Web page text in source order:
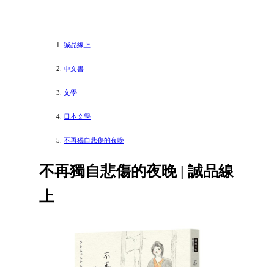
誠品線上
中文書
文學
日本文學
不再獨自悲傷的夜晚
不再獨自悲傷的夜晚 | 誠品線
上